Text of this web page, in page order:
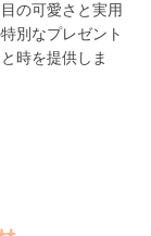
の可愛さと実用
別なプレゼント
時を提供しま